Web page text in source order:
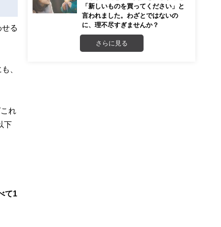
る
、
れ
下
て1
「新しいものを買ってください」と
言われました。わざとではないの
に、理不尽すぎませんか？
さらに見る